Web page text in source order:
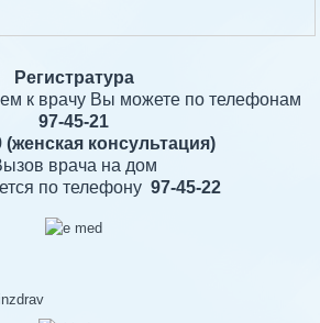
Регистратура
к врачу Вы можете по телефонам
97-45-21
(женская консультация)
врача на дом
по телефону 97-45-22